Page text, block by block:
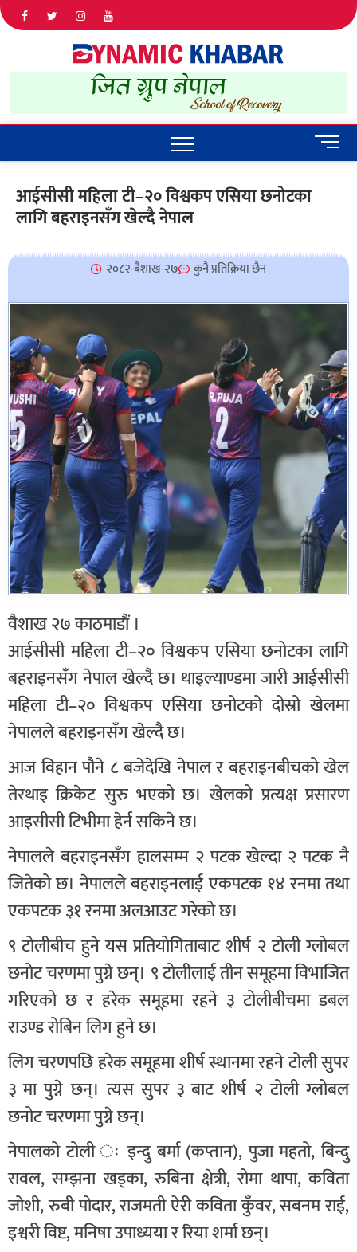
IN NEPAL
M
e
n
आईसीसी महिला टी–२० विश्वकप एसिया छनोटका
लागि बहराइनसँग खेल्दै नेपाल
२०८२-बैशाख-२७ कुनै प्रतिक्रिया छैन
वैशाख २७ काठमाडौं ।
आईसीसी महिला टी–२० विश्वकप एसिया छनोटका लागि
बहराइनसँग नेपाल खेल्दै छ। थाइल्याण्डमा जारी आईसीसी
महिला टी–२० विश्वकप एसिया छनोटको दोस्रो खेलमा
नेपालले बहराइनसँग खेल्दै छ।
आज विहान पौने ८ बजेदेखि नेपाल र बहराइनबीचको खेल
तेरथाइ क्रिकेट सुरु भएको छ। खेलको प्रत्यक्ष प्रसारण
आइसीसी टिभीमा हेर्न सकिने छ।
नेपालले बहराइनसँग हालसम्म २ पटक खेल्दा २ पटक नै
जितेको छ। नेपालले बहराइनलाई एकपटक १४ रनमा तथा
एकपटक ३१ रनमा अलआउट गरेको छ।
९ टोलीबीच हुने यस प्रतियोगिताबाट शीर्ष २ टोली ग्लोबल
छनोट चरणमा पुग्ने छन्। ९ टोलीलाई तीन समूहमा विभाजित
गरिएको छ र हरेक समूहमा रहने ३ टोलीबीचमा डबल
राउण्ड रोबिन लिग हुने छ।
लिग चरणपछि हरेक समूहमा शीर्ष स्थानमा रहने टोली सुपर
३ मा पुग्ने छन्। त्यस सुपर ३ बाट शीर्ष २ टोली ग्लोबल
छनोट चरणमा पुग्ने छन्।
नेपालको टोली ः इन्दु बर्मा (कप्तान), पुजा महतो, बिन्दु
रावल, सम्झना खड्का, रुबिना क्षेत्री, रोमा थापा, कविता
जोशी, रुबी पोदार, राजमती ऐरी कविता कुँवर, सबनम राई,
इश्वरी विष्ट, मनिषा उपाध्यया र रिया शर्मा छन्।